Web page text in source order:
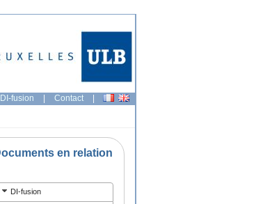
fusion | Contact |
en relation
DI-fusion